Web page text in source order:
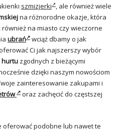
szmizjerki , ale również wiele
na różnorodne okazje, która
na miasto czy wieczorne
ubrań
wciąż dbamy o jak
Ci jak najszerszy wybór
hurtu zgodnych z bieżącymi
dzięki naszym nowościom
zainteresowanie zakupami i
oraz zachęcić do częstszej
podobne lub nawet te